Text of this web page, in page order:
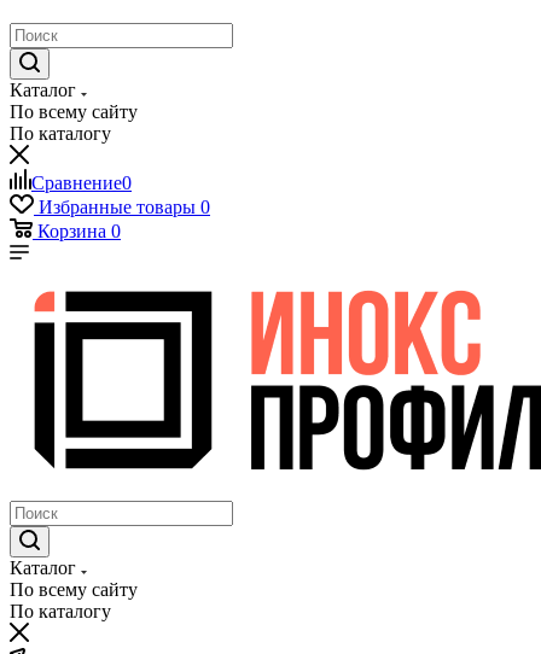
Каталог
По всему сайту
По каталогу
Сравнение0
Избранные товары 0
Корзина 0
Каталог
По всему сайту
По каталогу